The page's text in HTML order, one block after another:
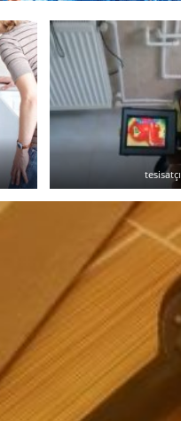
tesisatçı